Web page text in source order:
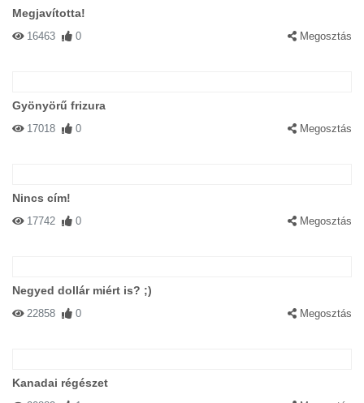
Megjavította!
16463 0 Megosztás
Gyönyörű frizura
17018 0 Megosztás
Nincs cím!
17742 0 Megosztás
Negyed dollár miért is? ;)
22858 0 Megosztás
Kanadai régészet